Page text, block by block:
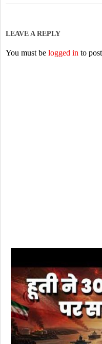
LEAVE A REPLY
You must be logged in to